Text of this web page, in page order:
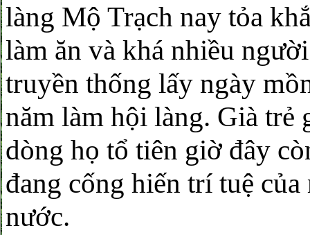
làng Mộ Trạch nay tỏa
làm ăn và khá nhiều
truyền thống lấy ngày
năm làm hội làng. Già
dòng họ tổ tiên giờ đây
đang cống hiến trí tuệ
nước.